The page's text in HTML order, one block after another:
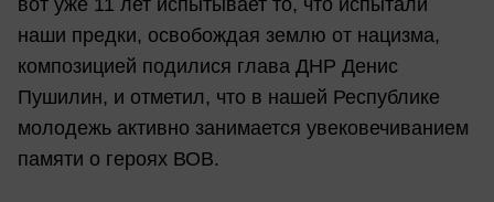
наши предки, освобождая землю от нацизма,
композицией подилися глава ДНР Денис
Пушилин, и отметил, что в нашей Республике
молодежь активно занимается увековечиванием
памяти о героях ВОВ.